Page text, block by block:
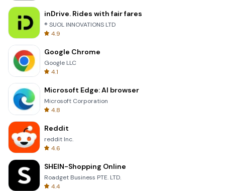
inDrive. Rides with fair fares
® SUOL INNOVATIONS LTD
4.9
Google Chrome
Google LLC
4.1
Microsoft Edge: AI browser
Microsoft Corporation
4.8
Reddit
reddit Inc.
4.6
SHEIN-Shopping Online
Roadget Business PTE. LTD.
4.4